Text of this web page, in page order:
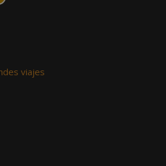
viajes